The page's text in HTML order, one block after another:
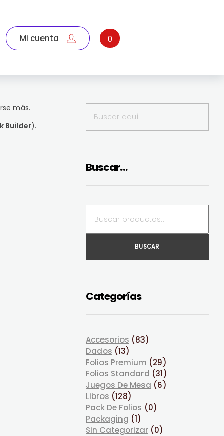
Mi cuenta 0
más.
Builder).
Buscar…
BUSCAR
Categorías
Accesorios (83)
Dados (13)
Folios Premium (29)
Folios Standard (31)
Juegos De Mesa (6)
Libros (128)
Pack De Folios (0)
Packaging (1)
Sin Categorizar (0)